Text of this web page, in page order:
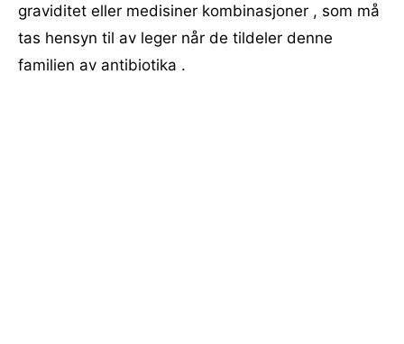
graviditet eller medisiner kombinasjoner , som må
tas hensyn til av leger når de tildeler denne
familien av antibiotika .